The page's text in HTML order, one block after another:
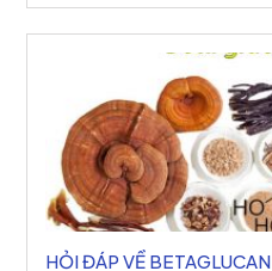
HỎI ĐÁP VỀ BETAGLUCAN